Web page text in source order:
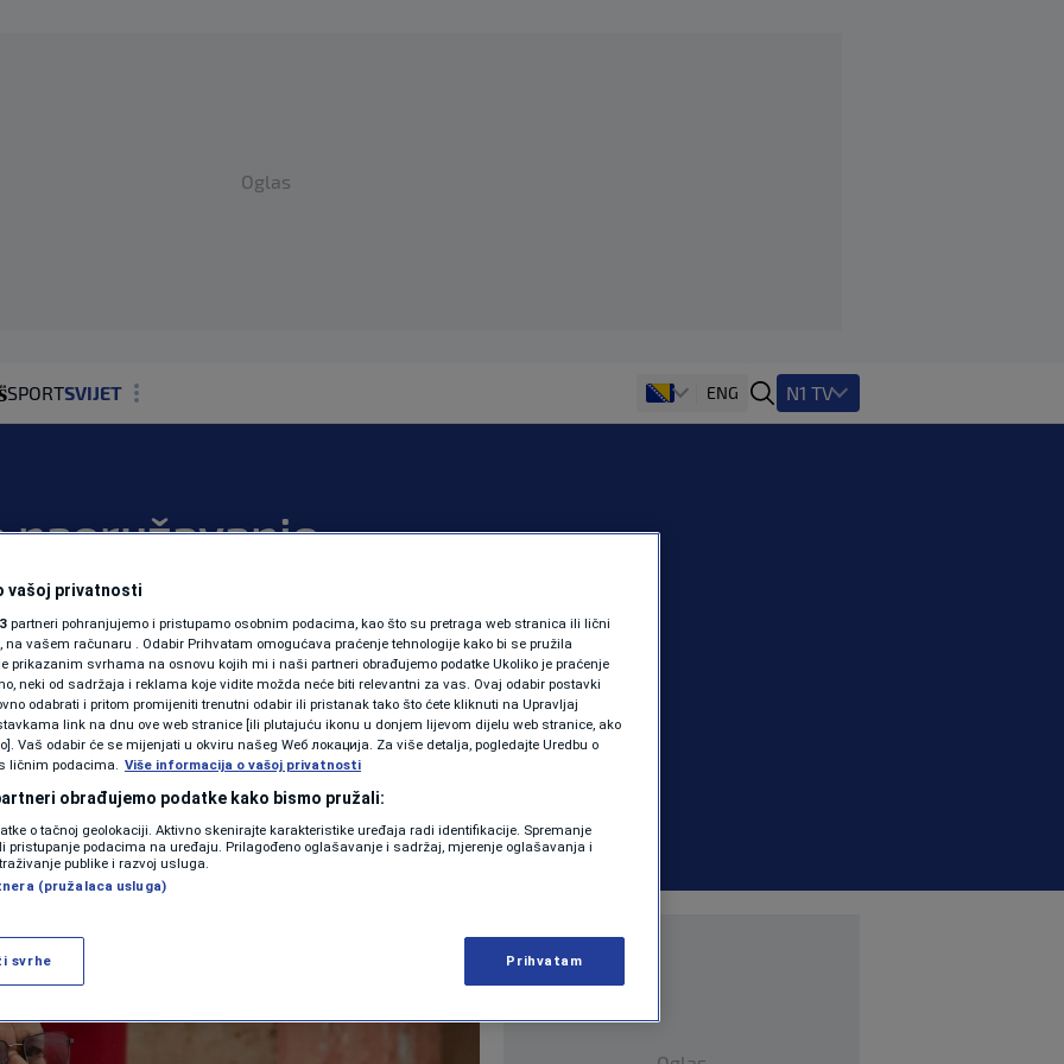
Oglas
SPORTSVIJET
SHOWBIZ
PODCAST
N1 SPECIJAL
FENOMENI
NEISTRAŽENO
VIRALNO
ENG N1 TV
naoružavanje
diplomatije
| SVIJET | 0 komentara
Više
vašoj privatnosti
partneri pohranjujemo i pristupamo osobnim podacima, kao što su pretraga web stranica ili lični
na vašem računaru . Odabir Prihvatam omogućava praćenje tehnologije kako bi se pružila
prikazanim svrhama na osnovu kojih mi i naši partneri obrađujemo podatke Ukoliko je praćenje
neki od sadržaja i reklama koje vidite možda neće biti relevantni za vas. Ovaj odabir postavki
odabrati i pritom promijeniti trenutni odabir ili pristanak tako što ćete kliknuti na Upravljaj
link na dnu ove web stranice [ili plutajuću ikonu u donjem lijevom dijelu web stranice, ako
Vaš odabir će se mijenjati u okviru našeg Wеб локација. Za više detalja, pogledajte Uredbu o
ličnim podacima. Više informacija o vašoj privatnosti
obrađujemo podatke kako bismo pružali:
o tačnoj geolokaciji. Aktivno skenirajte karakteristike uređaja radi identifikacije. Spremanje
pristupanje podacima na uređaju. Prilagođeno oglašavanje i sadržaj, mjerenje oglašavanja i
publike i razvoj usluga.
(pružalaca usluga)
svrhe Prihvatam